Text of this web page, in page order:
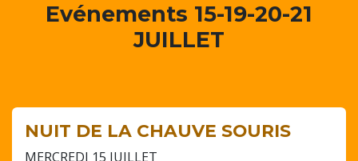
Evénements 15-19-20-21
JUILLET
NUIT DE LA CHAUVE SOURIS
MERCREDI 15 JUILLET